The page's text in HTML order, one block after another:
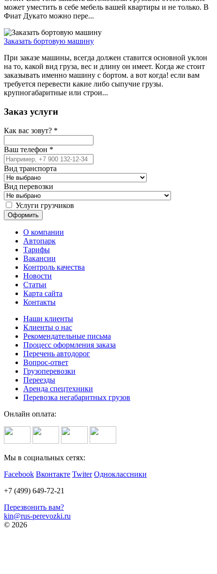
может уместить в себе мебель вашей квартиры и не только. В
Фиат Дукато можно пере...
Заказать бортовую машину
При заказе машины, всегда должен ставится основной уклон
на то, какой вид груза, вес и длину он имеет. Когда же стоит
заказывать именно машину с бортом. а вот когда! если вам
требуется перевести какие либо сыпучие грузы.
крупногабаритные или строи...
Заказ услуги
Как вас зовут? *
Ваш телефон *
Вид транспорта
Вид перевозки
Услуги грузчиков
О компании
Автопарк
Тарифы
Вакансии
Контроль качества
Новости
Статьи
Карта сайта
Контакты
Наши клиенты
Клиенты о нас
Рекомендательные письма
Процесс оформления заказа
Перечень автодорог
Вопрос-ответ
Грузоперевозки
Переезды
Аренда спецтехники
Перевозка негабаритных грузов
Онлайн оплата:
Мы в социальных сетях:
Facebook Вконтакте Twiter Одноклассники
+7 (499) 649-72-21
Перезвонить вам?
kin@rus-perevozki.ru
© 2026